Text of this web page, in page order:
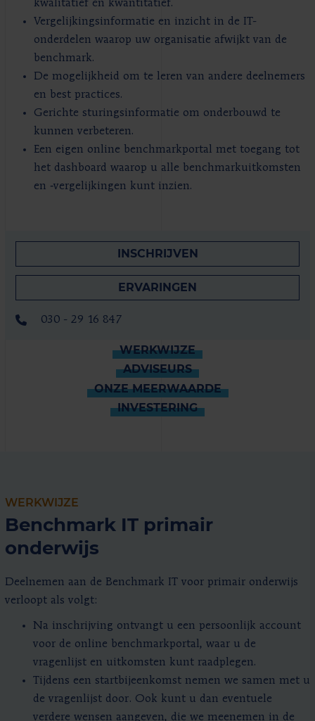
kwalitatief én kwantitatief.
Vergelijkingsinformatie en inzicht in de IT-
onderdelen waarop uw organisatie afwijkt van de
benchmark.
De mogelijkheid om te leren van andere deelnemers
en best practices.
Gerichte sturingsinformatie om onderbouwd te
kunnen verbeteren.
Een eigen online benchmarkportal met toegang tot
het dashboard waarop u alle benchmarkuitkomsten
en ‑vergelijkingen kunt inzien.
INSCHRIJVEN
ERVARINGEN
030 - 29 16 847
WERKWIJZE
ADVISEURS
ONZE MEERWAARDE
INVESTERING
WERKWIJZE
Benchmark IT primair
onderwijs
Deelnemen aan de Benchmark IT voor primair onderwijs
verloopt als volgt:
Na inschrijving ontvangt u een persoonlijk account
voor de online benchmarkportal, waar u de
vragenlijst en uitkomsten kunt raadplegen.
Tijdens een startbijeenkomst nemen we samen met u
de vragenlijst door. Ook kunt u dan eventuele
verdere wensen aangeven, die we meenemen in de